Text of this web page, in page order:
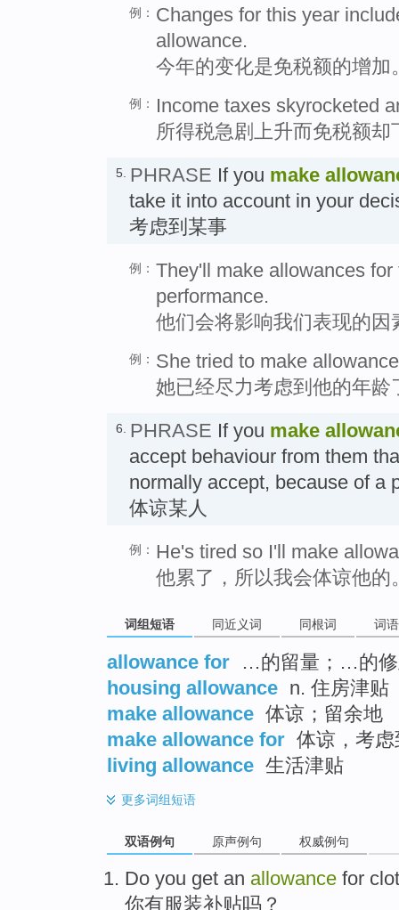
例： Changes for this year
allowance.
今年的变化是免税额的增加
例：
Income taxes skyrocketed
所得税急剧上升而免税额却
5. PHRASE If you make
take it into account in your
考虑到某事
例： They'll make allowances
performance.
他们会将影响我们表现的因
例： She tried to make
她已经尽力考虑到他的年龄
6. PHRASE If you make
accept behaviour from them
normally accept, because of a
体谅某人
例： He's tired so I'll make
他累了，所以我会体谅他的
词组短语 同近义词 同根词 词
allowance for
…的留量；…的
housing allowance n. 住房津贴
make allowance 体谅；留余地
make allowance for 体谅，考
living allowance 生活津贴
更多词组短语
双语例句 原声例句 权威例句
Do you get an allowance for
你有服装补贴吗？